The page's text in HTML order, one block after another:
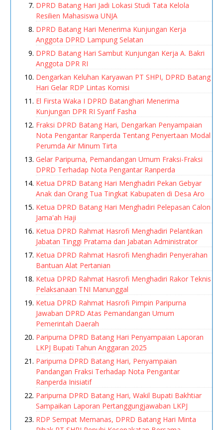
DPRD Batang Hari Jadi Lokasi Studi Tata Kelola
Resilien Mahasiswa UNJA
DPRD Batang Hari Menerima Kunjungan Kerja
Anggota DPRD Lampung Selatan
DPRD Batang Hari Sambut Kunjungan Kerja A. Bakri
Anggota DPR RI
Dengarkan Keluhan Karyawan PT SHPI, DPRD Batang
Hari Gelar RDP Lintas Komisi
El Firsta Waka I DPRD Batanghari Menerima
Kunjungan DPR RI Syarif Fasha
Fraksi DPRD Batang Hari, Dengarkan Penyampaian
Nota Pengantar Ranperda Tentang Penyertaan Modal
Perumda Air Minum Tirta
Gelar Paripurna, Pemandangan Umum Fraksi-Fraksi
DPRD Terhadap Nota Pengantar Ranperda
Ketua DPRD Batang Hari Menghadiri Pekan Gebyar
Anak dan Orang Tua Tingkat Kabupaten di Desa Aro
Ketua DPRD Batang Hari Menghadiri Pelepasan Calon
Jama'ah Haji
Ketua DPRD Rahmat Hasrofi Menghadiri Pelantikan
Jabatan Tinggi Pratama dan Jabatan Administrator
Ketua DPRD Rahmat Hasrofi Menghadiri Penyerahan
Bantuan Alat Pertanian
Ketua DPRD Rahmat Hasrofi Menghadiri Rakor Teknis
Pelaksanaan TNI Manunggal
Ketua DPRD Rahmat Hasrofi Pimpin Paripurna
Jawaban DPRD Atas Pemandangan Umum
Pemerintah Daerah
Paripurna DPRD Batang Hari Penyampaian Laporan
LKPJ Bupati Tahun Anggaran 2025
Paripurna DPRD Batang Hari, Penyampaian
Pandangan Fraksi Terhadap Nota Pengantar
Ranperda Inisiatif
Paripurna DPRD Batang Hari, Wakil Bupati Bakhtiar
Sampaikan Laporan Pertanggungjawaban LKPJ
RDP Sempat Memanas, DPRD Batang Hari Minta